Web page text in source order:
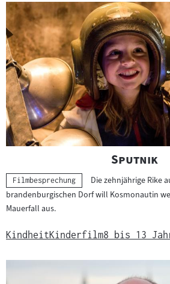
"
Sputnik"
Kategorie:
Filmbesprechung
Die zehnjährige Rike
brandenburgischen Dorf will Kosmonautin
Mauerfall aus.
KindheitKinderfilm8 bis 13